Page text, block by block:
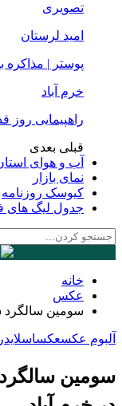
تصویری
امید لرستان
پوستر | مذاکره
خرم آباد
راهپیمایی روز
قبلی بعدی
آب و هوای
نمای بازار
کیوسک روزنامه
جدول لیگ های
خانه
عكس
سومین سالگرد
آلبوم عکسعكساسلایدر
سومین